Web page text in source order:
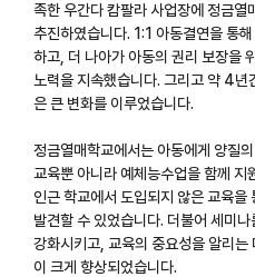
족한 우간다 캄팔라 사업장에 정금
추진하였습니다. 1:1 아동결연을 통
하고, 더 나아가 아동의 권리 보장을
노력을 지속했습니다. 그리고 약 4
은 큰 변화를 이루었습니다.
정금열매학교에서는 아동에게 양질
교육뿐 아니라 예체능수업을 함께
인근 학교에서 도입되지 않은 교육을
발견할 수 있었습니다. 더불어 세미
강화시키고, 교육의 중요성을 알리는
이 크게 향상되었습니다.